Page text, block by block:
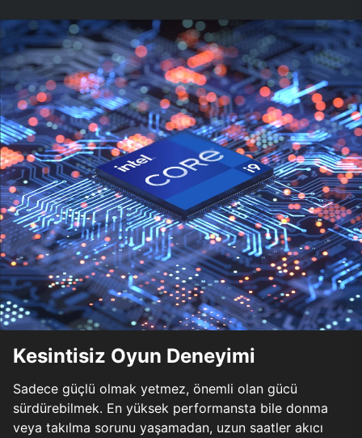
Kesintisiz Oyun Deneyimi
Sadece güçlü olmak yetmez, önemli olan gücü
sürdürebilmek. En yüksek performansta bile donma
veya takılma sorunu yaşamadan, uzun saatler akıcı